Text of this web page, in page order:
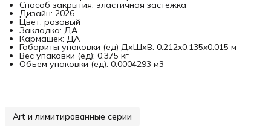
Способ закрытия: эластичная застежка
Дизайн: 2026
Цвет: розовый
Закладка: ДА
Кармашек: ДА
Габариты упаковки (ед) ДхШхВ: 0.212x0.135x0.015 м
Вес упаковки (ед): 0.375 кг
Объем упаковки (ед): 0.0004293 м3
Art и лимитированные серии